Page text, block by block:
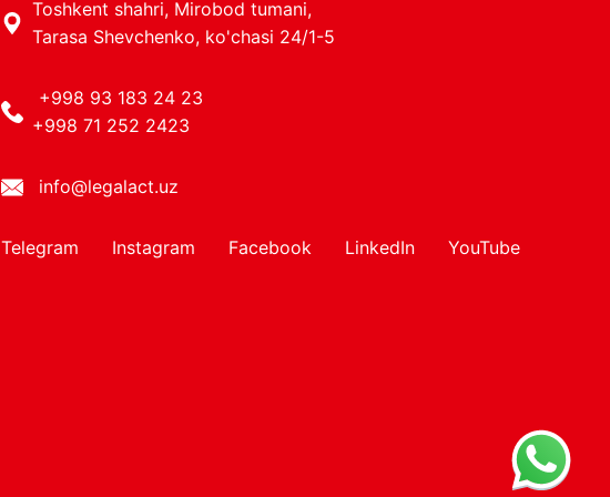
Toshkent shahri, Mirobod tumani,
Tarasa Shevchenko, ko'chasi 24/1-5
+998 93 183 24 23
+998 71 252 2423
info@legalact.uz
Telegram Instagram Facebook LinkedIn YouTube